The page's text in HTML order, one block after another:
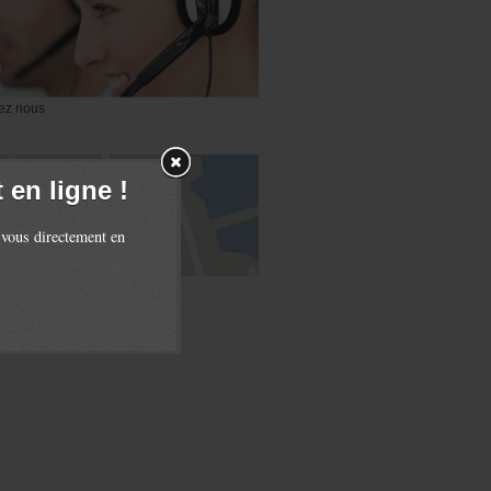
en ligne !
directement en
nous